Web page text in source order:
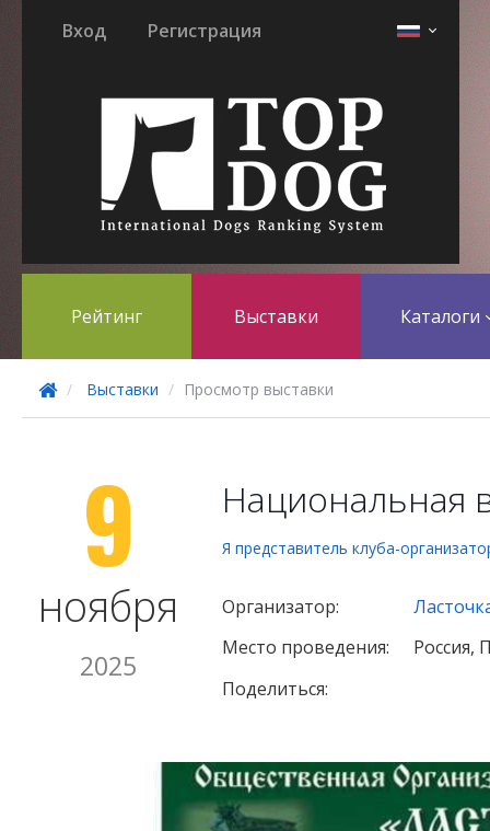
Вход Регистрация
Рейтинг Выставки Каталоги
Выставки Просмотр выставки
9
ноября
2025
Национальная
Я представитель клуба-
Организатор:
Место проведения:
Россия,
Поделиться: